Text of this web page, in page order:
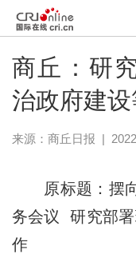
商丘：研
治政府建
来源： 商丘日报 |
原标题：摆向
务会议 研究部
作